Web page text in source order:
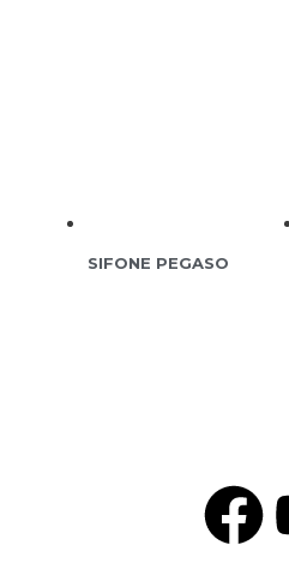
SIFONE PEGASO